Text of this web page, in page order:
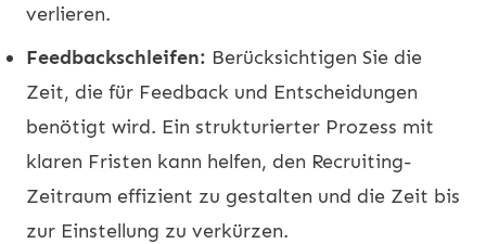
verlieren.
Feedbackschleifen: Berücksichtigen Sie die
Zeit, die für Feedback und Entscheidungen
benötigt wird. Ein strukturierter Prozess mit
klaren Fristen kann helfen, den Recruiting-
Zeitraum effizient zu gestalten und die Zeit bis
zur Einstellung zu verkürzen.